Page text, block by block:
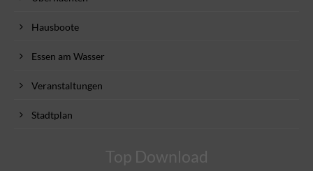
Hausboote
Essen am Wasser
Veranstaltungen
Stadtplan
Top Download